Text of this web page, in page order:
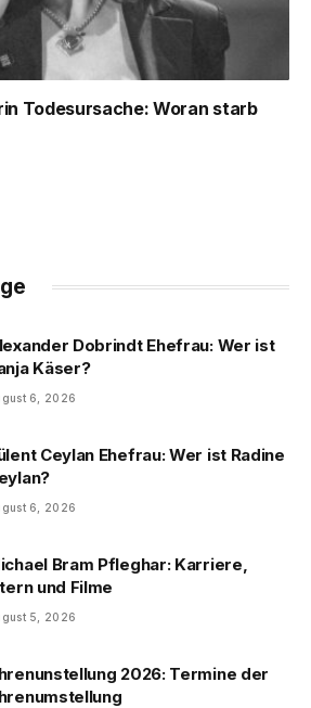
Todesursache: Woran starb
Dobrindt Ehefrau: Wer ist
Käser?
6, 2026
Ceylan Ehefrau: Wer ist Radine
6, 2026
Bram Pfleghar: Karriere,
und Filme
5, 2026
2026: Termine der